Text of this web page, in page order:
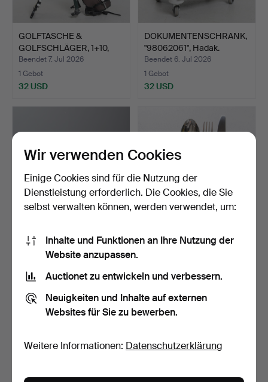
GOLFTASCHE &
GOLFSCHLÄGER, 1+10,
größtente…
Beendet 7. Jul 2026
1 Gebot
32 USD
DOKUMENTENSCHRANK,
"98062061", Hadak.
Beendet 6. Jul 2026
1 Gebot
32 USD
SCHACHSPIEL, Stein,
Afrika.
Beendet 4. Jul 2026
13 Gebote
BESTECKSET für 5
Personen, "Classic", Newp…
1 Gebot
Wir verwenden Cookies
Einige Cookies sind für die Nutzung der
Dienstleistung erforderlich. Die Cookies, die Sie
selbst verwalten können, werden verwendet, um:
Inhalte und Funktionen an Ihre Nutzung der
Website anzupassen.
Auctionet zu entwickeln und verbessern.
Neuigkeiten und Inhalte auf externen
Websites für Sie zu bewerben.
Weitere Informationen: Datenschutzerklärung